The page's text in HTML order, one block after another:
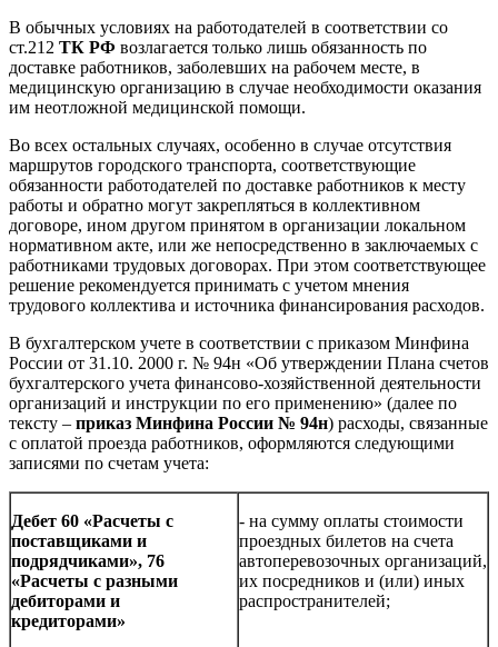
В обычных условиях на работодателей в соответствии со
ст.212 ТК РФ возлагается только лишь обязанность по
доставке работников, заболевших на рабочем месте, в
медицинскую организацию в случае необходимости оказания
им неотложной медицинской помощи.
Во всех остальных случаях, особенно в случае отсутствия
маршрутов городского транспорта, соответствующие
обязанности работодателей по доставке работников к месту
работы и обратно могут закрепляться в коллективном
договоре, ином другом принятом в организации локальном
нормативном акте, или же непосредственно в заключаемых с
работниками трудовых договорах. При этом соответствующее
решение рекомендуется принимать с учетом мнения
трудового коллектива и источника финансирования расходов.
В бухгалтерском учете в соответствии с приказом Минфина
России от 31.10. 2000 г. № 94н «Об утверждении Плана счетов
бухгалтерского учета финансово-хозяйственной деятельности
организаций и инструкции по его применению» (далее по
тексту – приказ Минфина России № 94н) расходы, связанные
с оплатой проезда работников, оформляются следующими
записями по счетам учета:
Дебет 60 «Расчеты с
поставщиками и
подрядчиками», 76
«Расчеты с разными
дебиторами и
кредиторами»
- на сумму оплаты стоимости
проездных билетов на счета
автоперевозочных организаций,
их посредников и (или) иных
распространителей;